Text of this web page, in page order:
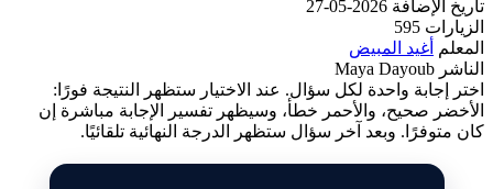
تاريخ الإضافة 2026-05-27
الزيارات 595
المعلم
أغيد المبيض
الناشر Maya Dayoub
اختر إجابة واحدة لكل سؤال. عند الاختيار ستظهر النتيجة فورًا:
الأخضر صحيح، والأحمر خطأ، وسيظهر تفسير الإجابة مباشرة إن
كان متوفرًا. وبعد آخر سؤال ستظهر الدرجة النهائية تلقائيًا.